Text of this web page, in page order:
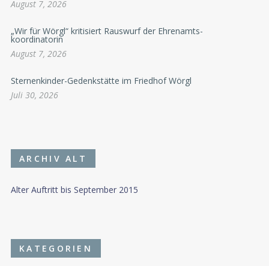
August 7, 2026
„Wir für Wörgl“ kritisiert Rauswurf der Ehrenamts-
koordinatorin
August 7, 2026
Sternenkinder-Gedenkstätte im Friedhof Wörgl
Juli 30, 2026
ARCHIV ALT
Alter Auftritt bis September 2015
KATEGORIEN